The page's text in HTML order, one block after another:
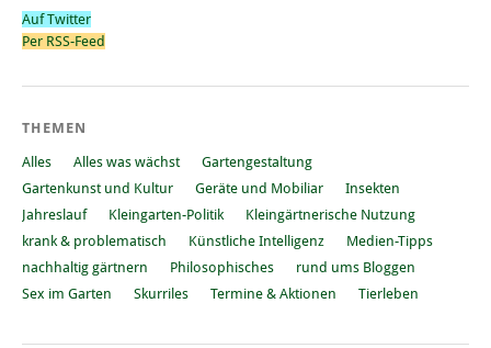
Auf Twitter
Per RSS-Feed
THEMEN
Alles Alles was wächst
Gartengestaltung
Gartenkunst und Kultur
Geräte und Mobiliar
Insekten
Jahreslauf
Kleingarten-Politik
Kleingärtnerische Nutzung
krank & problematisch
Künstliche Intelligenz
Medien-Tipps
nachhaltig gärtnern
Philosophisches
rund ums Bloggen
Sex im Garten
Skurriles Termine & Aktionen Tierleben